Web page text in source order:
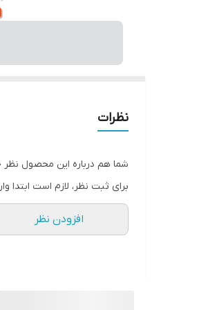
نظرات
شما هم درباره این محصول نظر
برای ثبت نظر، لازم است ابتدا
افزودن نظر